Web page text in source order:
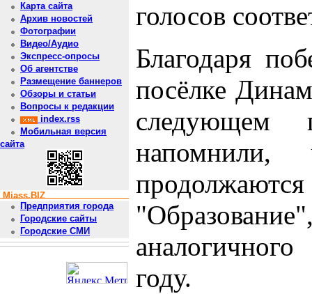
Карта сайта
Архив новостей
Фотографии
Видео/Аудио
Экспресс-опросы
Об агентстве
Размещение баннеров
Обзоры и статьи
Вопросы к редакции
index.rss
Мобильная версия
сайта
Miass.BIZ
Предприятия города
Городские сайты
Городские СМИ
голосов
Благодаря
посёлке
следующем
году.